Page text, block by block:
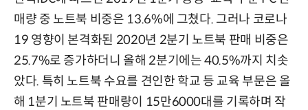
매량 중 노트북 비중은 13.6%에 그쳤다. 그러나 코로나
19 영향이 본격화된 2020년 2분기 노트북 판매 비중은
25.7%로 증가하더니 올해 2분기에는 40.5%까지 치솟
았다. 특히 노트북 수요를 견인한 학교 등 교육 부문은 올
해 1분기 노트북 판매량이 15만6000대를 기록하며 작